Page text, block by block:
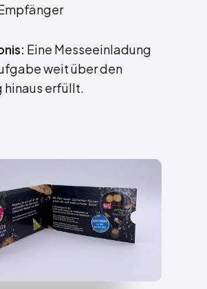
Eine Messeeinladung
weit über den
hinaus erfüllt.